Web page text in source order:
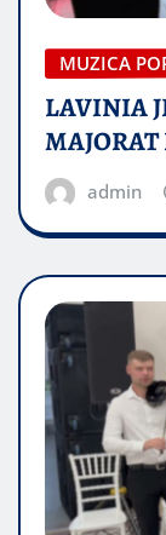
MUZICA
LAVINIA
admin